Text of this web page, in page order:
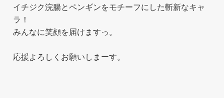
イチジク浣腸とペンギンをモチーフにした斬新なキャ
ラ！
みんなに笑顔を届けますっ。
応援よろしくお願いしまーす。